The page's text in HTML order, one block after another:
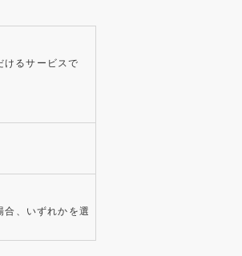
けるサービスで
合、いずれかを選